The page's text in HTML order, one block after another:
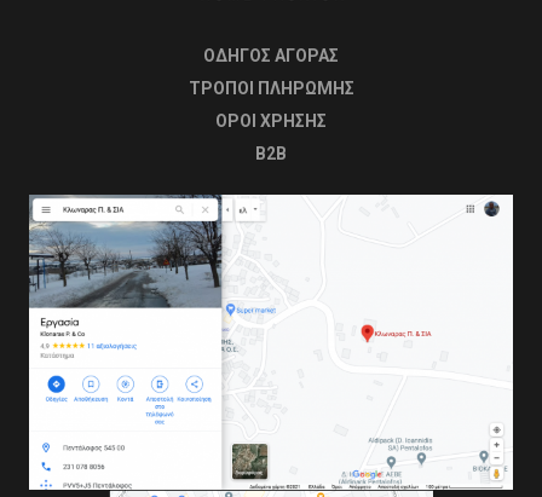
ΟΔΗΓΟΣ ΑΓΟΡΑΣ
ΤΡΟΠΟΙ ΠΛΗΡΩΜΗΣ
OΡΟΙ ΧΡΗΣΗΣ
B2B